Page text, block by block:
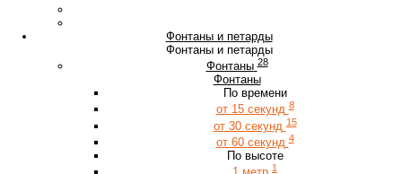
Фонтаны и петарды
Фонтаны и петарды
Фонтаны 28
Фонтаны
По времени
от 15 секунд 8
от 30 секунд 15
от 60 секунд 4
По высоте
1